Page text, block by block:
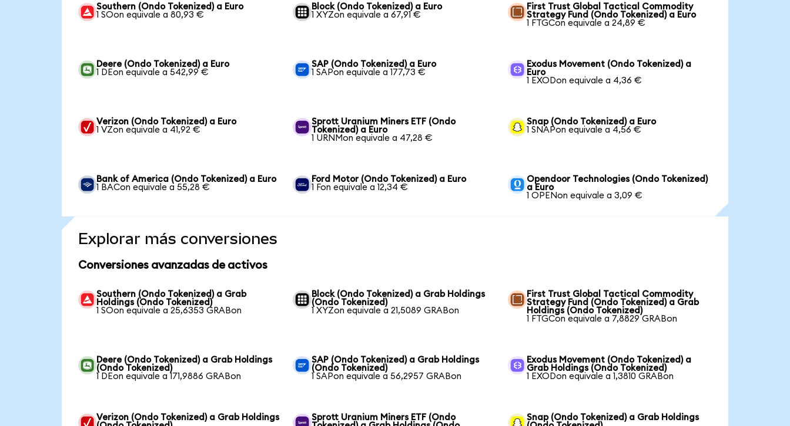
Southern (Ondo Tokenized) a Euro
1 SOon equivale a 80,93 €
Block (Ondo Tokenized) a Euro
1 XYZon equivale a 67,91 €
First Trust Global Tactical Commodity
Strategy Fund (Ondo Tokenized) a Euro
1 FTGCon equivale a 24,89 €
Deere (Ondo Tokenized) a Euro
1 DEon equivale a 542,99 €
SAP (Ondo Tokenized) a Euro
1 SAPon equivale a 177,73 €
Exodus Movement (Ondo Tokenized) a
Euro
1 EXODon equivale a 4,36 €
Verizon (Ondo Tokenized) a Euro
1 VZon equivale a 41,92 €
Sprott Uranium Miners ETF (Ondo
Tokenized) a Euro
1 URNMon equivale a 47,28 €
Snap (Ondo Tokenized) a Euro
1 SNAPon equivale a 4,56 €
Bank of America (Ondo Tokenized) a Euro
1 BACon equivale a 55,28 €
Ford Motor (Ondo Tokenized) a Euro
1 Fon equivale a 12,34 €
Opendoor Technologies (Ondo Tokenized)
a Euro
1 OPENon equivale a 3,09 €
Explorar más conversiones
Conversiones avanzadas de activos
Southern (Ondo Tokenized) a Grab
Holdings (Ondo Tokenized)
1 SOon equivale a 25,6353 GRABon
Block (Ondo Tokenized) a Grab Holdings
(Ondo Tokenized)
1 XYZon equivale a 21,5089 GRABon
First Trust Global Tactical Commodity
Strategy Fund (Ondo Tokenized) a Grab
Holdings (Ondo Tokenized)
1 FTGCon equivale a 7,8829 GRABon
Deere (Ondo Tokenized) a Grab Holdings
(Ondo Tokenized)
1 DEon equivale a 171,9886 GRABon
SAP (Ondo Tokenized) a Grab Holdings
(Ondo Tokenized)
1 SAPon equivale a 56,2957 GRABon
Exodus Movement (Ondo Tokenized) a
Grab Holdings (Ondo Tokenized)
1 EXODon equivale a 1,3810 GRABon
Verizon (Ondo Tokenized) a Grab Holdings
Sprott Uranium Miners ETF (Ondo
Snap (Ondo Tokenized) a Grab Holdings